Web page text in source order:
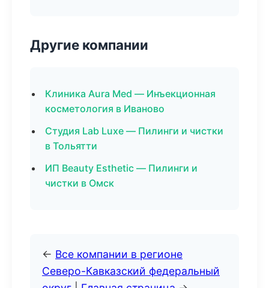
Другие компании
Клиника Aura Med — Инъекционная
косметология в Иваново
Студия Lab Luxe — Пилинги и чистки
в Тольятти
ИП Beauty Esthetic — Пилинги и
чистки в Омск
← Все компании в регионе
Северо-Кавказский федеральный